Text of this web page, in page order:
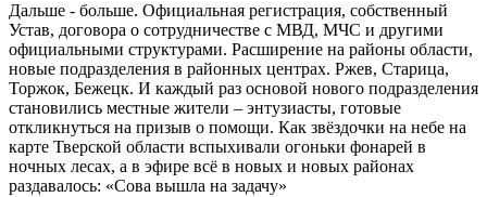
Дальше - больше. Официальная регистрация, собственный
Устав, договора о сотрудничестве с МВД, МЧС и другими
официальными структурами. Расширение на районы области,
новые подразделения в районных центрах. Ржев, Старица,
Торжок, Бежецк. И каждый раз основой нового подразделения
становились местные жители – энтузиасты, готовые
откликнуться на призыв о помощи. Как звёздочки на небе на
карте Тверской области вспыхивали огоньки фонарей в
ночных лесах, а в эфире всё в новых и новых районах
раздавалось: «Сова вышла на задачу»